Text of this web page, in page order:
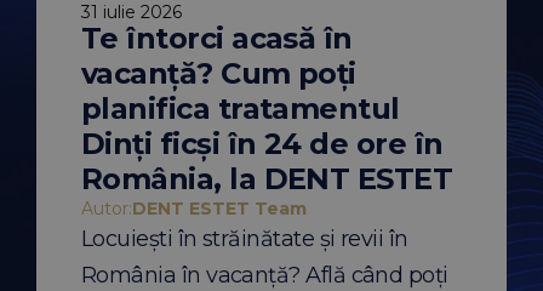
vs.
folosite pentru
31 iulie 2026
Te întorci acasă în
vacanță? Cum poți
planifica tratamentul
Dinți ficși în 24 de ore în
România, la DENT ESTET
Autor:DENT ESTET Team
Locuiești în străinătate și revii în
România în vacanță? Află când poți
începerea
ortodontic?
recomandări
Autor: DENT ESTET
De ce să începi un
aparat dentar vara?
Citește mai mult